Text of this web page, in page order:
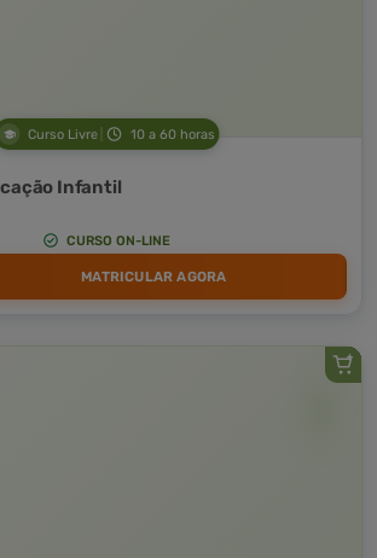
Curso Livre 10 a 60 horas
Infantil
CURSO ON-LINE
MATRICULAR AGORA